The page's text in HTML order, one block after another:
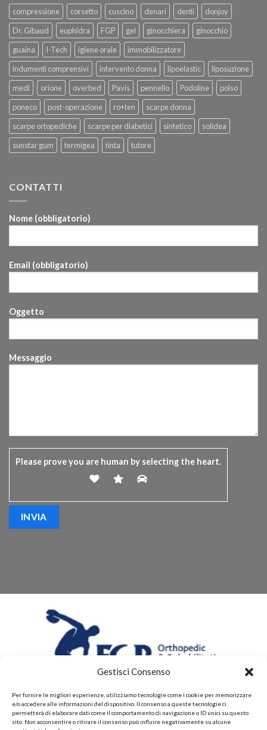
Gestisci Consenso
Per fornire le migliori esperienze, utilizziamo tecnologie come i cookie per memorizzare
e/o accedere alle informazioni del dispositivo. Il consenso a queste tecnologie ci
permetterà di elaborare dati come il comportamento di navigazione o ID unici su questo
sito. Non acconsentire o ritirare il consenso può influire negativamente su alcune
compressione
corsetto cuscino denari denti
donjoy
Dr. Gibaud
euphidra FGP gel ginocchiera
ginocchio
guaina
I-Tech igiene orale
immobilizzatore
indumenti comprensivi
intervento donna lipoelastic
liposuzione
medi
orione overbed Pavis pennello Podoline
polso
poneco
post-operazione ro+ten
scarpe donna
scarpe ortopediche
scarpe per diabetici sintetico
solidea
sunstar gum
termigea tinta tutore
CONTATTI
Nome (obbligatorio)
Email (obbligatorio)
Oggetto
Messaggio
Please prove you are human by selecting the heart.